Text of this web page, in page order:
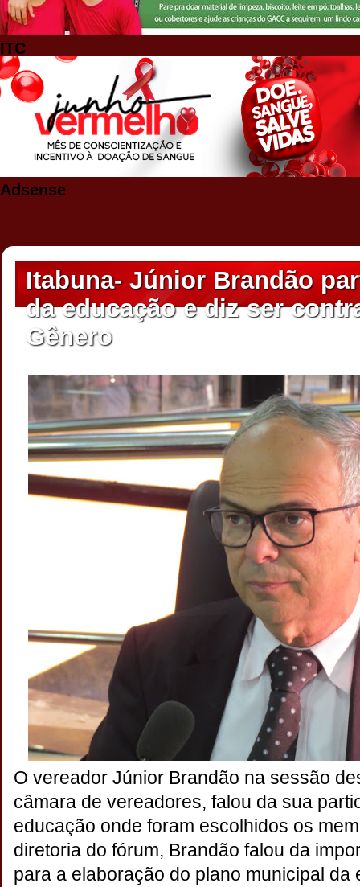
ITC
Adsense
Itabuna- Júnior Brandão
da educação e diz ser
Gênero
O vereador Júnior Brandão na sessão
câmara de vereadores, falou da sua
educação onde foram escolhidos os
diretoria do fórum, Brandão falou da
para a elaboração do plano municipal da